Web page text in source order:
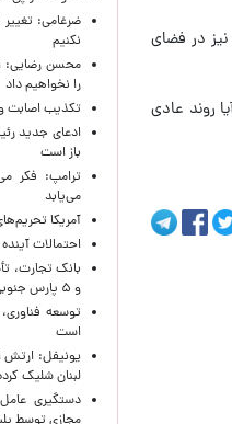
در فضای
روند عادی
ضرغامی:
نکنیم
محسن رضایی:
را نخواهیم داد
تکذیب اصابت
ادعای جدید
باز است
ترامپ: فکر
می‌یابد
آمریکا
احتمالات
و ۵ پارس جنوبی
توسعه
است
لبنان شلیک
دستگیری